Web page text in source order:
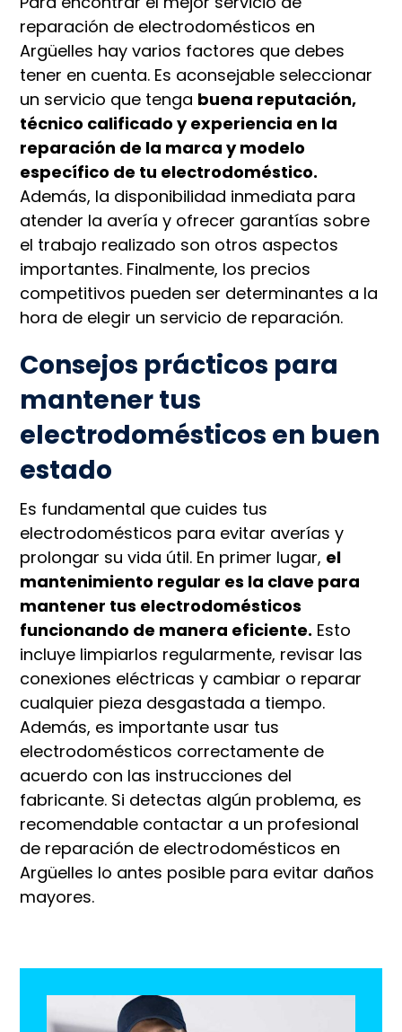
reparación de electrodomésticos en
Argüelles hay varios factores que debes
tener en cuenta. Es aconsejable seleccionar
un servicio que tenga buena reputación,
técnico calificado y experiencia en la
reparación de la marca y modelo
específico de tu electrodoméstico.
Además, la disponibilidad inmediata para
atender la avería y ofrecer garantías sobre
el trabajo realizado son otros aspectos
importantes. Finalmente, los precios
competitivos pueden ser determinantes a la
hora de elegir un servicio de reparación.
Consejos prácticos para
mantener tus
electrodomésticos en buen
estado
Es fundamental que cuides tus
electrodomésticos para evitar averías y
prolongar su vida útil. En primer lugar, el
mantenimiento regular es la clave para
mantener tus electrodomésticos
funcionando de manera eficiente. Esto
incluye limpiarlos regularmente, revisar las
conexiones eléctricas y cambiar o reparar
cualquier pieza desgastada a tiempo.
Además, es importante usar tus
electrodomésticos correctamente de
acuerdo con las instrucciones del
fabricante. Si detectas algún problema, es
recomendable contactar a un profesional
de reparación de electrodomésticos en
Argüelles lo antes posible para evitar daños
mayores.